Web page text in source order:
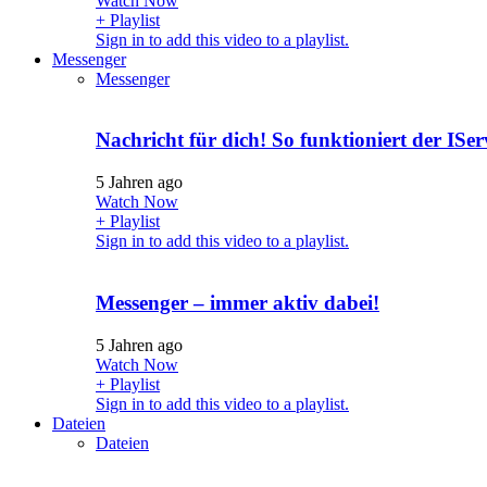
+ Playlist
Sign in to add this video to a playlist.
Messenger
Messenger
Nachricht für dich! So funktioniert der
5 Jahren ago
Watch Now
+ Playlist
Sign in to add this video to a playlist.
Messenger – immer aktiv dabei!
5 Jahren ago
Watch Now
+ Playlist
Sign in to add this video to a playlist.
Dateien
Dateien